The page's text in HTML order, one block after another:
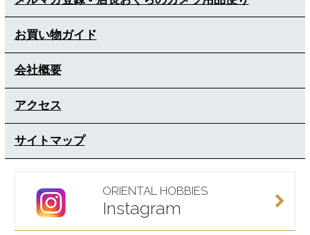
お買い物ガイド
会社概要
アクセス
サイトマップ
ORIENTAL HOBBIES
Instagram